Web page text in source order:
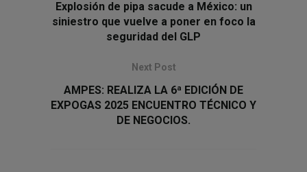
Explosión de pipa sacude a México: un
siniestro que vuelve a poner en foco la
seguridad del GLP
Next Post
AMPES: REALIZA LA 6ª EDICIÓN DE
EXPOGAS 2025 ENCUENTRO TÉCNICO Y
DE NEGOCIOS.